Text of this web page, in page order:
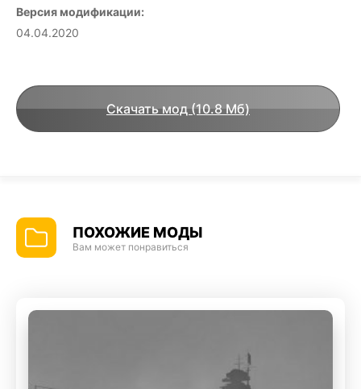
Версия модификации:
04.04.2020
Скачать мод (10.8 Мб)
ПОХОЖИЕ МОДЫ
Вам может понравиться